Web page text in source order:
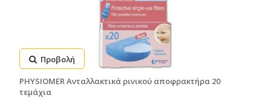
Προβολή
PHYSIOMER Ανταλλακτικά ρινικού αποφρακτήρα 20
τεμάχια